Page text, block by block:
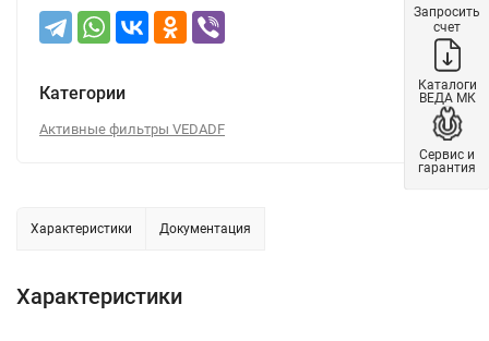
Категории
Активные фильтры VEDADF
Характеристики Документация
Характеристики
Запросить
счет
Каталоги
ВЕДА МК
Сервис и
гарантия